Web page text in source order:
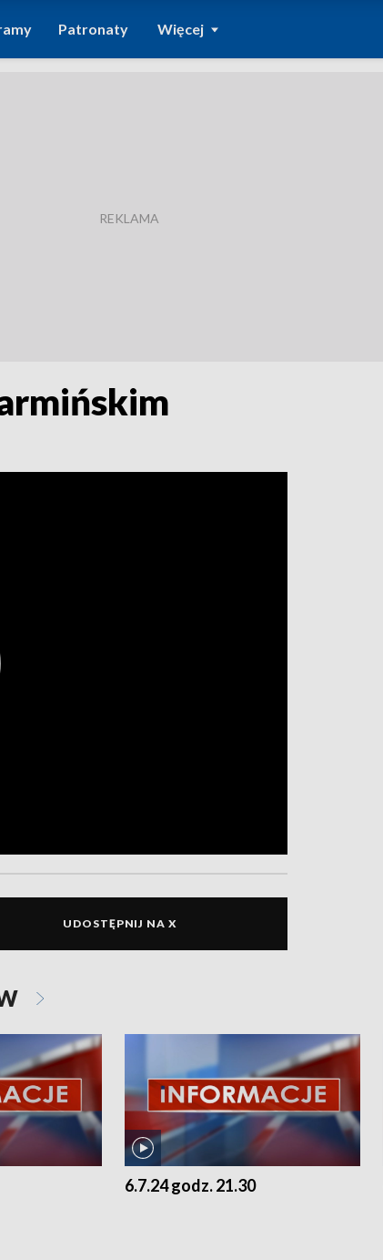
Patronaty Więcej
UDOSTĘPNIJ NA X
6.7.24 godz. 21.30